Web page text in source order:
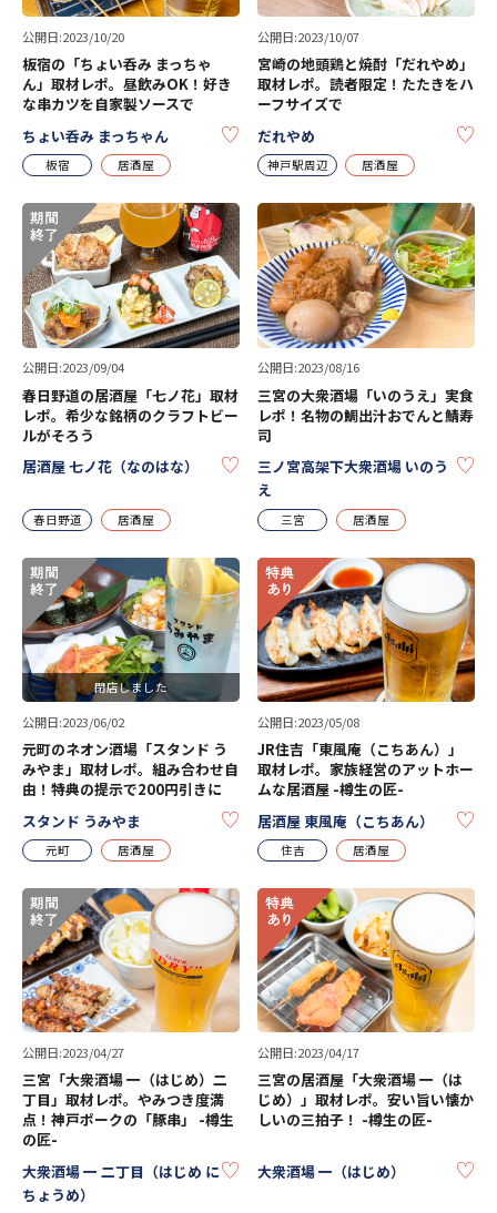
公開日:2023/10/20
板宿の「ちょい呑み まっちゃ
ん」取材レポ。昼飲みOK！好き
な串カツを自家製ソースで
ちょい呑み まっちゃん
KEEP
板宿 居酒屋
公開日:2023/10/07
宮崎の地頭鶏と焼酎「だれやめ」
取材レポ。読者限定！たたきをハ
ーフサイズで
だれやめ
神戸駅周辺 居酒屋
公開日:2023/09/04
春日野道の居酒屋「七ノ花」取材
レポ。希少な銘柄のクラフトビー
ルがそろう
居酒屋 七ノ花（なのはな）
KEEP
春日野道 居酒屋
公開日:2023/08/16
三宮の大衆酒場「いのうえ」実食
レポ！名物の鯛出汁おでんと鯖寿
司
三ノ宮高架下大衆酒場 いのう
え
三宮 居酒屋
閉店しました
公開日:2023/06/02
元町のネオン酒場「スタンド う
みやま」取材レポ。組み合わせ自
由！特典の提示で200円引きに
スタンド うみやま
KEEP
元町 居酒屋
公開日:2023/05/08
JR住吉「東風庵（こちあん）」
取材レポ。家族経営のアットホー
ムな居酒屋 -樽生の匠-
居酒屋 東風庵（こちあん）
住吉 居酒屋
公開日:2023/04/27
三宮「大衆酒場 一（はじめ）二
丁目」取材レポ。やみつき度満
点！神戸ポークの「豚串」 -樽生
の匠-
大衆酒場 一 二丁目（はじめ に
ちょうめ）
KEEP
公開日:2023/04/17
三宮の居酒屋「大衆酒場 一（は
じめ）」取材レポ。安い旨い懐か
しいの三拍子！ -樽生の匠-
大衆酒場 一（はじめ）